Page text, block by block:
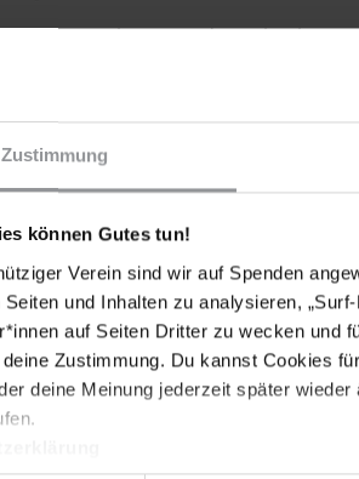
Zustimmung
können Gutes tun!
Verein sind wir auf Spenden
Seiten und Inhalten zu analysieren,
auf Seiten Dritter zu wecken und
Zustimmung. Du kannst Cookies
deine Meinung jederzeit später
Aktion vor die türkische
Erol!
Aktion
und stellen deshalb ohne
zu YouTube her. Hier
um eine Verbindung